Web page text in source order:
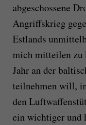
abgeschossene
Angriffskrieg
Estlands
mich mitteilen zu
Jahr an der
teilnehmen will,
den
ein wichtiger und